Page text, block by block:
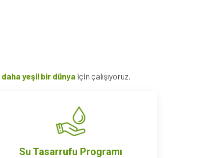
daha yeşil bir dünya için çalışıyoruz.
Su Tasarrufu Programı